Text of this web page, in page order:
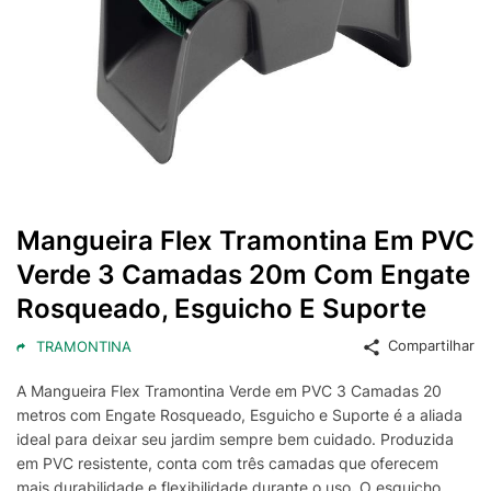
Mangueira Flex Tramontina Em PVC
Verde 3 Camadas 20m Com Engate
Rosqueado, Esguicho E Suporte
TRAMONTINA Compartilhar
A Mangueira Flex Tramontina Verde em PVC 3 Camadas 20
metros com Engate Rosqueado, Esguicho e Suporte é a aliada
ideal para deixar seu jardim sempre bem cuidado. Produzida
em PVC resistente, conta com três camadas que oferecem
mais durabilidade e flexibilidade durante o uso. O esguicho